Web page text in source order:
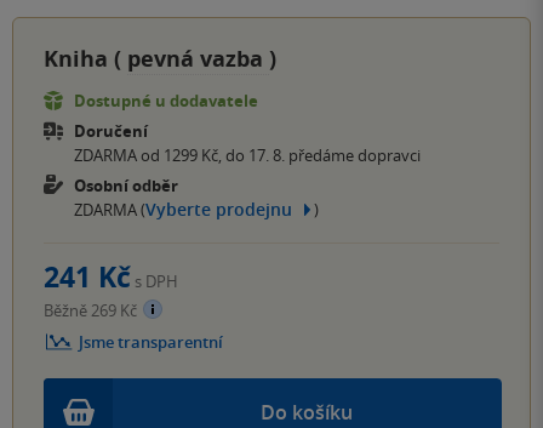
Kniha ( pevná vazba )
Dostupné u dodavatele
Doručení
ZDARMA od 1299 Kč, do 17. 8. předáme dopravci
Osobní odběr
ZDARMA (Vyberte prodejnu )
Do košíku
241 Kč s DPH
Běžně 269 Kč
Jsme transparentní